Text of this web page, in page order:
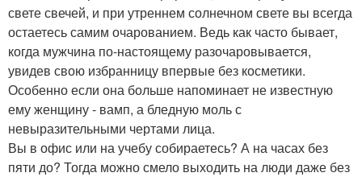
свете свечей, и при утреннем солнечном свете вы всегда
остаетесь самим очарованием. Ведь как часто бывает,
когда мужчина по-настоящему разочаровывается,
увидев свою избранницу впервые без косметики.
Особенно если она больше напоминает не известную
ему женщину - вамп, а бледную моль с
невыразительными чертами лица.
Вы в офис или на учебу собираетесь? А на часах без
пяти до? Тогда можно смело выходить на люди даже без